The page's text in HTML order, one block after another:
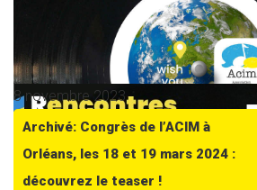
8 novembre 2023
Archivé: Congrès de l’ACIM à
Orléans, les 18 et 19 mars 2024 :
découvrez le teaser !